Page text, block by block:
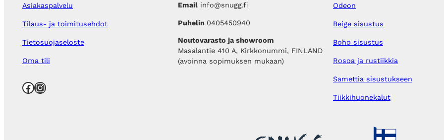
Asiakaspalvelu
Tilaus- ja toimitusehdot
Tietosuojaseloste
Oma tili
Facebook Instagram
Emailinfo@snugg.fi
Puhelin 0405450940
Noutovarasto ja showroom
Masalantie 410 A, Kirkkonummi, FINLAND
(avoinna sopimuksen mukaan)
Odeon
Beige sisustus
Boho sisustus
Rosoa ja rustiikkia
Samettia sisustukseen
Tiikkihuonekalut